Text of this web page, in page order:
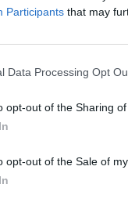
Participants that may
Data Processing Opt
opt-out of the Sharing
opt-out of the Sale of
«aver mandato
normative
fiducia al
che si è detto
presa dal
eventualmente
diretta su